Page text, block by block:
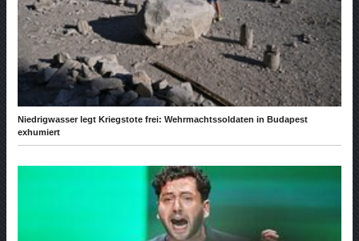
Niedrigwasser legt Kriegstote frei: Wehrmachtssoldaten in Budapest
exhumiert